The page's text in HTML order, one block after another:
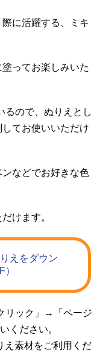
に活躍する、ミキ
ってお楽しみいた
るので、ぬりえとし
てお使いいただけ
などでお好きな色
けます。
えをダウン
リック」→「ページ
ください。
え素材をご利用くだ